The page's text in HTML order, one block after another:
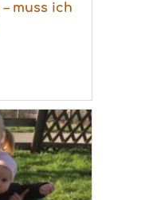
muss ich